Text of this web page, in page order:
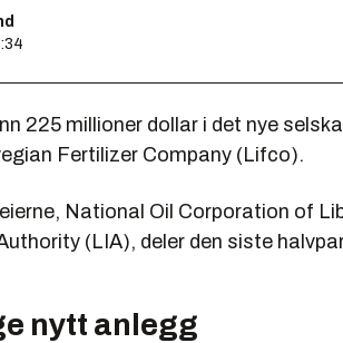
225 millioner dollar i det nye
Fertilizer Company (Lifco).
National Oil Corporation of
(LIA), deler den siste
nytt anlegg